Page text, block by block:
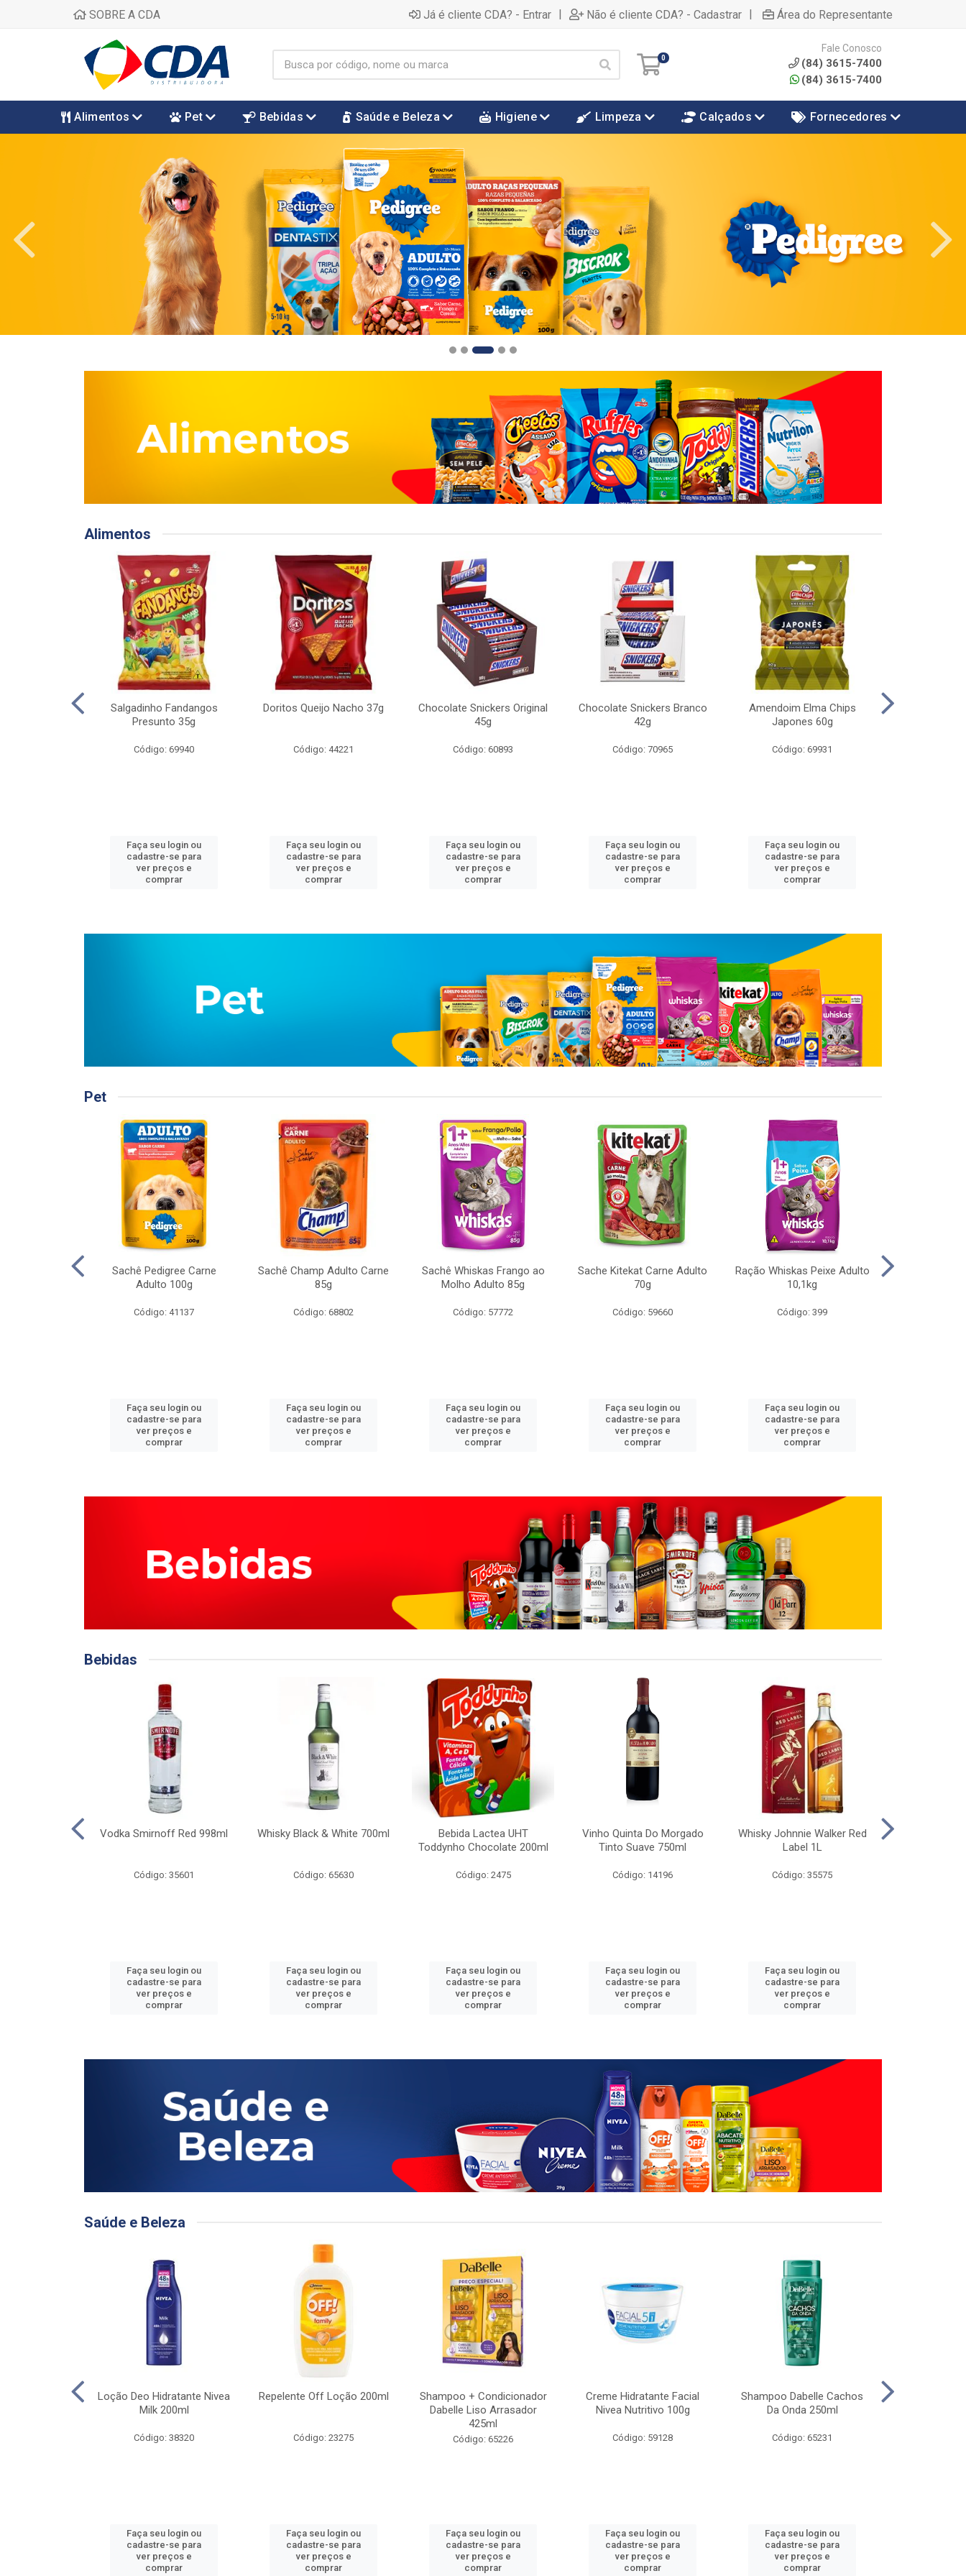
SOBRE A CDA Já é cliente CDA? - Entrar | Não é cliente CDA? - Cadastrar | Área do Representante
0
Fale Conosco
(84) 3615-7400
(84) 3615-7400
Alimentos Pet Bebidas Saúde e Beleza Higiene Limpeza Calçados Fornecedores
Alimentos
Multicererais
Salgadinho Fandangos
Presunto 35g
Código: 69940
Faça seu login ou
cadastre-se para
ver preços e
comprar
Doritos Queijo Nacho 37g
Código: 44221
Faça seu login ou
cadastre-se para
ver preços e
comprar
Chocolate Snickers Original
45g
Código: 60893
Faça seu login ou
cadastre-se para
ver preços e
comprar
Chocolate Snickers Branco
42g
Código: 70965
Faça seu login ou
cadastre-se para
ver preços e
comprar
Amendoim Elma Chips
Japones 60g
Código: 69931
Faça seu login ou
cadastre-se para
ver preços e
comprar
Pet
Sachê Pedigree Carne
Adulto 100g
Código: 41137
Faça seu login ou
cadastre-se para
ver preços e
comprar
Sachê Champ Adulto Carne
85g
Código: 68802
Faça seu login ou
cadastre-se para
ver preços e
comprar
Sachê Whiskas Frango ao
Molho Adulto 85g
Código: 57772
Faça seu login ou
cadastre-se para
ver preços e
comprar
Sache Kitekat Carne Adulto
70g
Código: 59660
Faça seu login ou
cadastre-se para
ver preços e
comprar
Ração Whiskas Peixe Adulto
10,1kg
Código: 399
Faça seu login ou
cadastre-se para
ver preços e
comprar
Bebidas
Vodka Smirnoff Red 998ml
Código: 35601
Faça seu login ou
cadastre-se para
ver preços e
comprar
Whisky Black & White 700ml
Código: 65630
Faça seu login ou
cadastre-se para
ver preços e
comprar
Bebida Lactea UHT
Toddynho Chocolate 200ml
Código: 2475
Faça seu login ou
cadastre-se para
ver preços e
comprar
Vinho Quinta Do Morgado
Tinto Suave 750ml
Código: 14196
Faça seu login ou
cadastre-se para
ver preços e
comprar
Whisky Johnnie Walker Red
Label 1L
Código: 35575
Faça seu login ou
cadastre-se para
ver preços e
comprar
Saúde e Beleza
Loção Deo Hidratante Nivea
Milk 200ml
Código: 38320
Faça seu login ou
cadastre-se para
ver preços e
comprar
Repelente Off Loção 200ml
Código: 23275
Faça seu login ou
cadastre-se para
ver preços e
comprar
Shampoo + Condicionador
Dabelle Liso Arrasador
425ml
Código: 65226
Faça seu login ou
cadastre-se para
ver preços e
comprar
Creme Hidratante Facial
Nivea Nutritivo 100g
Código: 59128
Faça seu login ou
cadastre-se para
ver preços e
comprar
Shampoo Dabelle Cachos
Da Onda 250ml
Código: 65231
Faça seu login ou
cadastre-se para
ver preços e
comprar